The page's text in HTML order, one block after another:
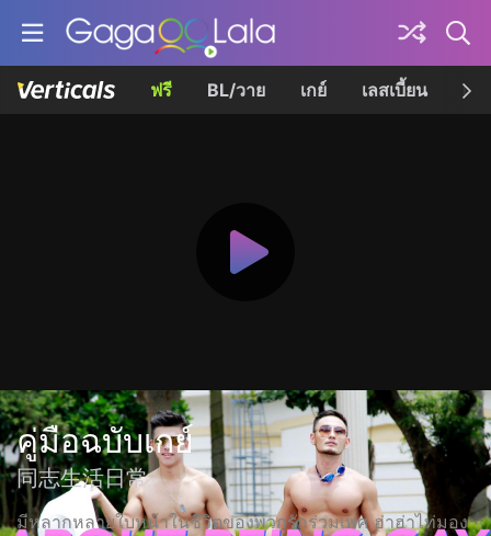
ฟรี BL/วาย เกย์ เลสเบี้ยน เค
คู่มือฉบับเกย์
同志生活日常
มีหลากหลายใบหน้าในชีวิตของพวกรักร่วมเพศ ฮ่าฮ่าไท่มอง